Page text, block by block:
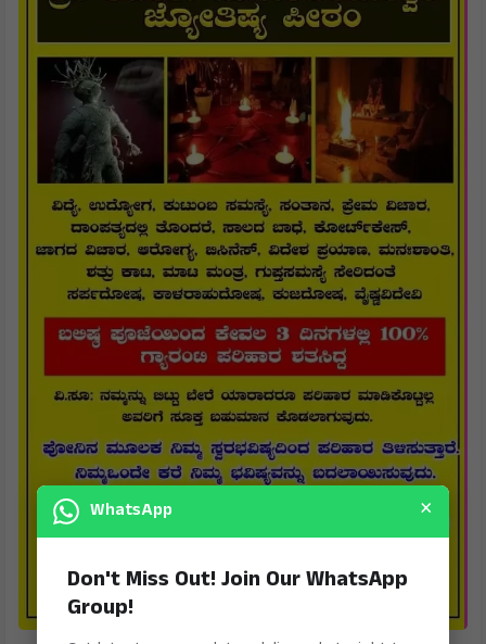
WhatsApp ×
Don't Miss Out! Join Our WhatsApp
Group!